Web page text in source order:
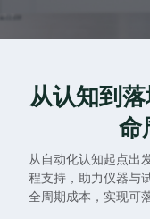
从认知到
命
从自动化认知起点出
程支持，助力仪器与
全周期成本，实现可